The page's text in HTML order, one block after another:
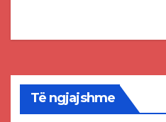
Të ngjajshme